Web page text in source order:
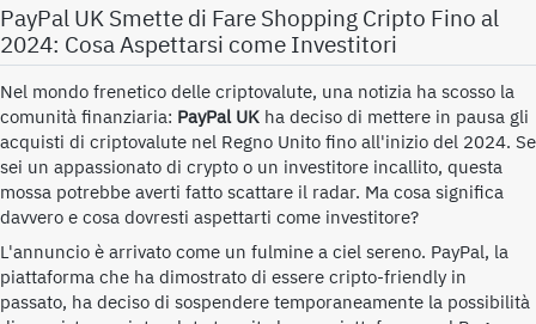
PayPal UK Smette di Fare Shopping Cripto Fino al
2024: Cosa Aspettarsi come Investitori
Nel mondo frenetico delle criptovalute, una notizia ha scosso la
comunità finanziaria: PayPal UK ha deciso di mettere in pausa gli
acquisti di criptovalute nel Regno Unito fino all'inizio del 2024. Se
sei un appassionato di crypto o un investitore incallito, questa
mossa potrebbe averti fatto scattare il radar. Ma cosa significa
davvero e cosa dovresti aspettarti come investitore?
L'annuncio è arrivato come un fulmine a ciel sereno. PayPal, la
piattaforma che ha dimostrato di essere cripto-friendly in
passato, ha deciso di sospendere temporaneamente la possibilità